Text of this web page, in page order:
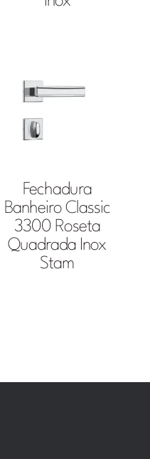
Fechadura
Banheiro Classic
3300 Roseta
Quadrada Inox
Stam